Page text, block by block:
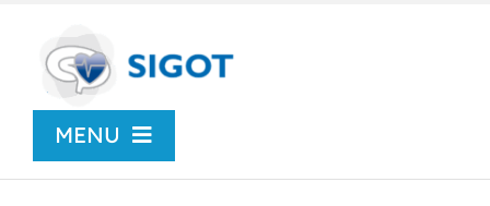
content
MENU